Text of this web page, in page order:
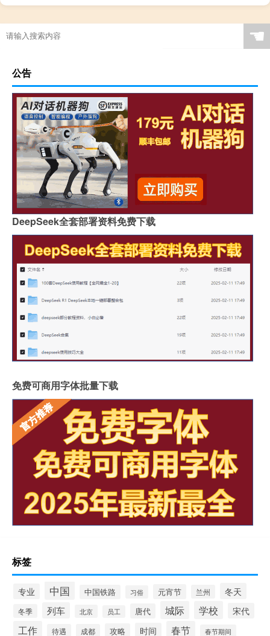
☚
公告
DeepSeek全套部署资料免费下载
免费可商用字体批量下载
标签
专业 中国 中国铁路 习俗 元宵节 兰州 冬天
冬季 列车 北京 员工 唐代 城际 学校 宋代
工作 待遇 成都 攻略 时间 春节 春节期间